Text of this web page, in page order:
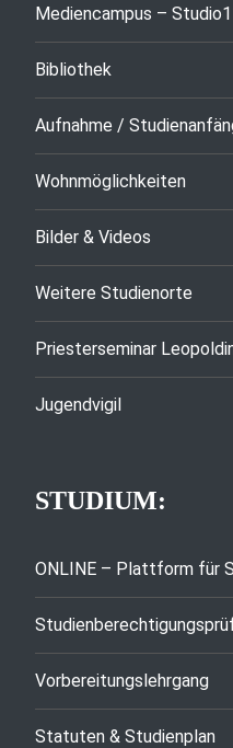
Mediencampus –
Bibliothek
Aufnahme /
Wohnmöglichkeiten
Bilder & Videos
Weitere Studienorte
Priesterseminar
Jugendvigil
STUDIUM:
ONLINE – Plattform für
Vorbereitungslehrgang
Statuten & Studienplan